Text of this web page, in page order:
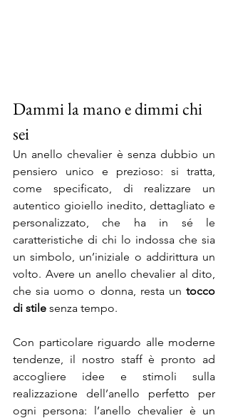
Dammi la mano e dimmi chi
sei
Un anello chevalier è senza dubbio un
pensiero unico e prezioso: si tratta,
come specificato, di realizzare un
autentico gioiello inedito, dettagliato e
personalizzato, che ha in sé le
caratteristiche di chi lo indossa che sia
un simbolo, un’iniziale o addirittura un
volto. Avere un anello chevalier al dito,
che sia uomo o donna, resta un tocco
di stile senza tempo.
Con particolare riguardo alle moderne
tendenze, il nostro staff è pronto ad
accogliere idee e stimoli sulla
realizzazione dell’anello perfetto per
ogni persona: l’anello chevalier è un